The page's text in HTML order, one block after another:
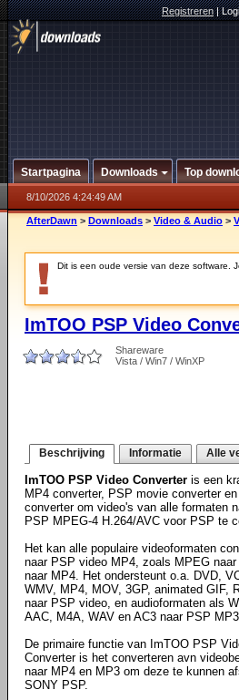
Registreren|
Startpagina Downloads Top
8/10/2026 4:24:49 AM
AfterDawn > Downloads > Video & Audio >
Dit is een oude versie van deze software.
ImTOO PSP Video
Shareware
Vista / Win7 / WinXP
Beschrijving Informatie Alle
ImTOO PSP Video Converter is een
MP4 converter, PSP movie converter
converter om video's van alle formaten
PSP MPEG-4 H.264/AVC voor PSP te
Het kan alle populaire videoformaten
naar PSP video MP4, zoals MPEG naar
naar MP4. Het ondersteunt o.a. DVD,
WMV, MP4, MOV, 3GP, animated GIF,
naar PSP video, en audioformaten als
AAC, M4A, WAV en AC3 naar PSP
De primaire functie van ImTOO PSP
Converter is het converteren avn
naar MP4 en MP3 om deze te kunnen
SONY PSP.